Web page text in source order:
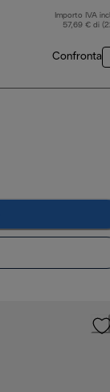
Importo IVA
57,69 € di
Confronta